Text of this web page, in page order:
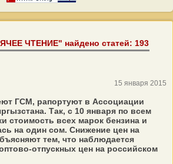
ЧТЕНИЕ" найдено статей: 193
15 января 2015
ГСМ, рапортуют в Ассоциации
Так, с 10 января по всем
стоимость всех марок бензина и
на один сом. Снижение цен на
тем, что наблюдается
отпускных цен на российском